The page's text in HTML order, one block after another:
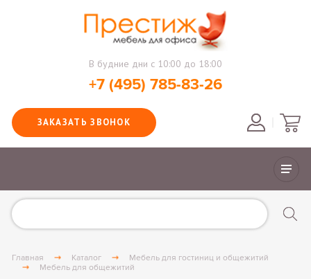
В будние дни с 10:00 до 18:00
+7 (495) 785-83-26
ЗАКАЗАТЬ ЗВОНОК
Главная Каталог
Мебель для гостиниц и общежитий
Мебель для общежитий